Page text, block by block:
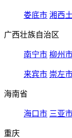
娄底市 湘西
广西壮族自治区
南宁市 柳州
来宾市 崇左
海南省
海口市 三亚
重庆